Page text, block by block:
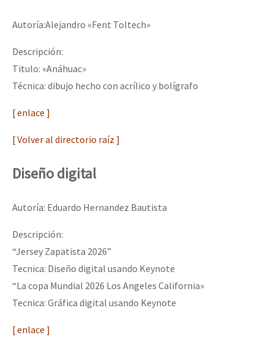
Autoría:Alejandro «Fent Toltech»
Descripción:
Titulo: «Anáhuac»
Técnica: dibujo hecho con acrílico y bolígrafo
[ enlace ]
[ Volver al directorio raíz ]
Diseño digital
Autoría: Eduardo Hernandez Bautista
Descripción:
“Jersey Zapatista 2026”
Tecnica: Diseño digital usando Keynote
“La copa Mundial 2026 Los Angeles California»
Tecnica: Gráfica digital usando Keynote
[ enlace ]